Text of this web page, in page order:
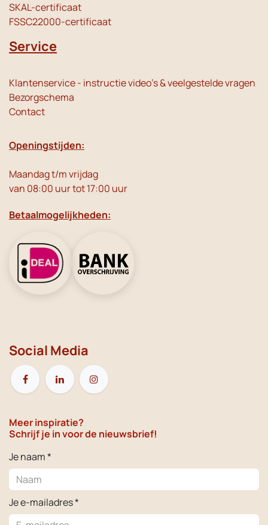
SKAL-certificaat
FSSC22000-certificaat
Service
Klantenservice - instructie video's & veelgestelde vragen
Bezorgschema
Contact
Openingstijden:
Maandag t/m vrijdag
van 08:00 uur tot 17:00 uur
Betaalmogelijkheden:
Social Media
Meer inspiratie?
Schrijf je in voor de nieuwsbrief!
Je naam *
Je e-mailadres *